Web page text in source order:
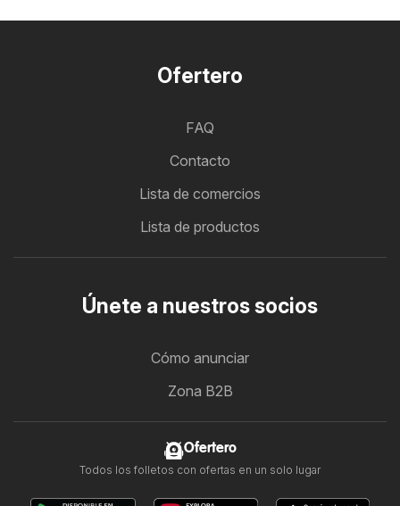
Ofertero
FAQ
Contacto
Lista de comercios
Lista de productos
Únete a nuestros socios
Cómo anunciar
Zona B2B
Ofertero
Todos los folletos con ofertas en un solo lugar